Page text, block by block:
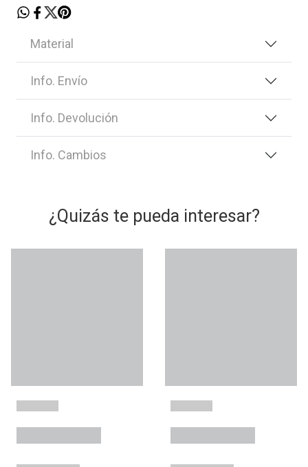
Material
Info. Envío
Info. Devolución
Info. Cambios
¿Quizás te pueda interesar?